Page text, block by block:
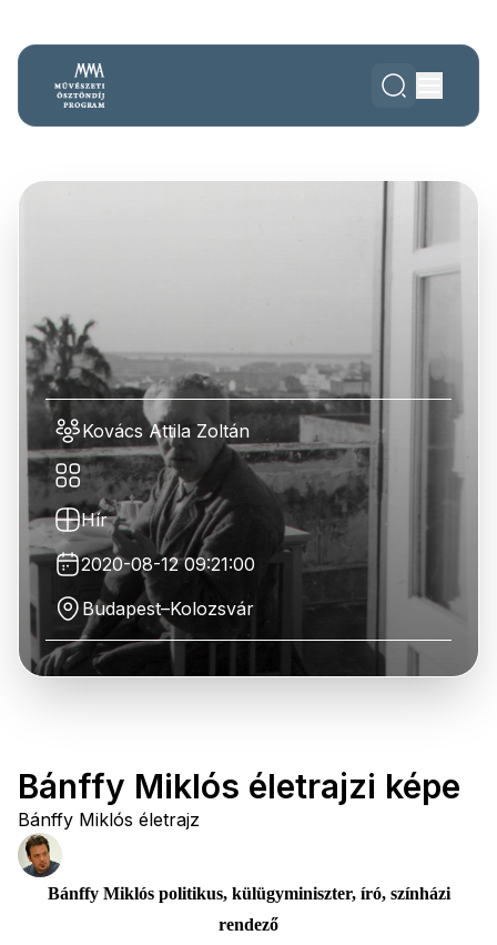
Kovács Attila Zoltán
Hír
2020-08-12 09:21:00
Budapest–Kolozsvár
Bánffy Miklós életrajzi képe
Bánffy Miklós életrajz
Bánffy Miklós politikus, külügyminiszter, író, színházi
rendező